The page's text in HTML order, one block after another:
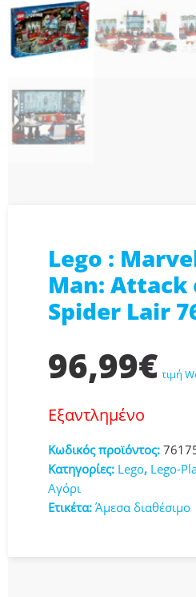
Lego :
Man: Attack
Spider Lair
96,99€ τιμή
Εξαντλημένο
Κωδικός προϊόντος:
Κατηγορίες: Lego, Lego-
Αγόρι
Ετικέτα: Άμεσα διαθέσιμο